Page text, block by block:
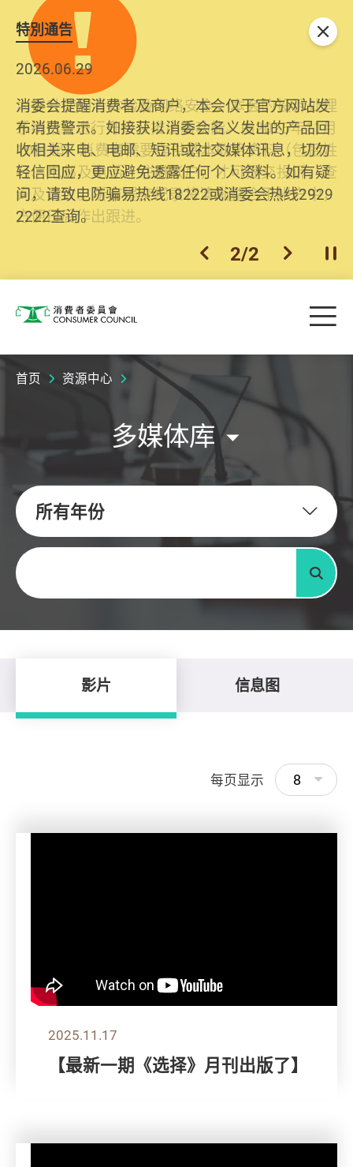
特別通告
2026.06.29
消委会提醒消费者及商户，本会仅于官方网站发
布消费警示。如接获以消委会名义发出的产品回
收相关来电、电邮、短讯或社交媒体讯息，切勿
轻信回应，更应避免透露任何个人资料。如有疑
问，请致电防骗易热线18222或消委会热线2929
2222查询。
2025.10.31
为提升使用者体验及网络安全，本会的投诉处理
系统已经进行升级及推出新功能。由2025年11月
10日起，消费者需要提供基本联络资料（包括姓
名、电邮及电话）注册帐户，才可提交投诉、查
询及建议。所有提交纪录将清晰整合于帐户中，
方便日后作出跟进。
上一个
2/2 下一个开
关闭
消费者委员会 目
首页 资源中心
多媒体库
所有年份
关键字
搜寻
影片 信息图
每页显示 8
2025.11.17
【最新一期《选择》月刊出版了】